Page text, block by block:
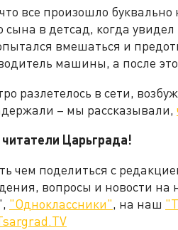
все произошло буквально
сына в детсад, когда
вмешаться и
машины, а после
разлетелось в сети,
– мы рассказывали,
Царьграда!
чем поделиться с
вопросы и новости на
"Одноклассники", на наш